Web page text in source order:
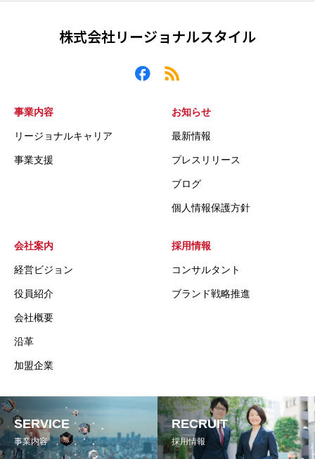
株式会社リージョナルスタイル
事業内容
リージョナルキャリア
事業支援
お知らせ
最新情報
プレスリリース
ブログ
個人情報保護方針
会社案内
経営ビジョン
役員紹介
会社概要
沿革
加盟企業
採用情報
コンサルタント
ブランド戦略推進
SERVICE
事業内容
RECRUIT
採用情報